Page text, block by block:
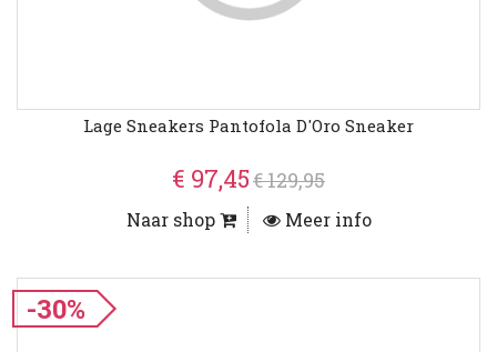
Lage Sneakers Pantofola D'Oro Sneaker
€ 97,45€ 129,95
Naar shop Meer info
-30%